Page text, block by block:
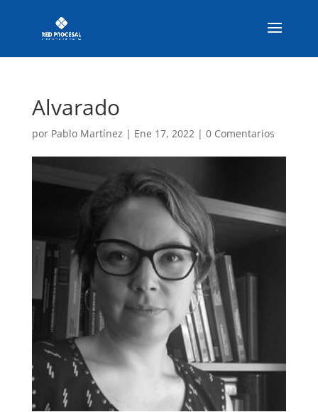
Alvarado
por Pablo Martínez | Ene 17, 2022| 0 Comentarios